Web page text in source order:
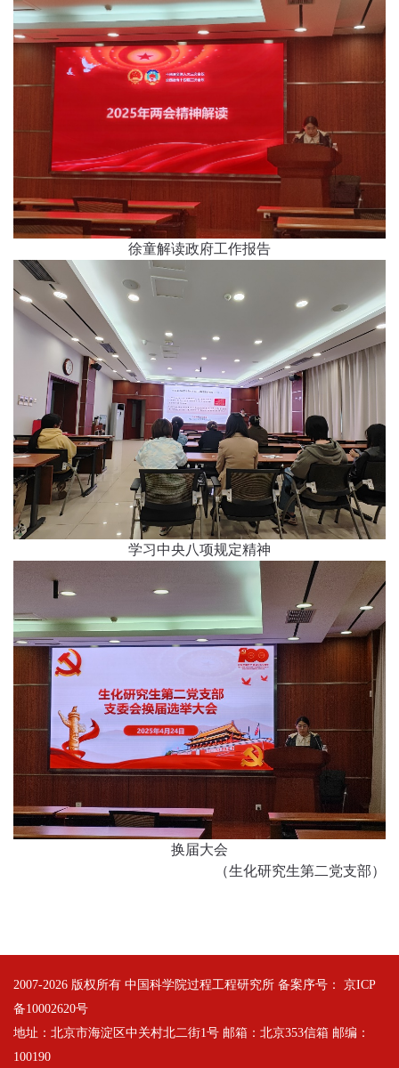
徐童解读政府工作报告
学习中央八项规定精神
换届大会
（生化研究生第二党支部）
2007-2026 版权所有 中国科学院过程工程研究所 备案序号： 京ICP
备10002620号
地址：北京市海淀区中关村北二街1号 邮箱：北京353信箱 邮编：
100190